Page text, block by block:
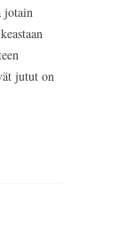
jotain
jutut on